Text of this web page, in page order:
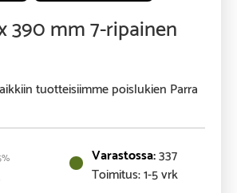
390 mm 7-ripainen
tuotteisiimme poislukien Parra
337
Toimitus: 1-5 vrk